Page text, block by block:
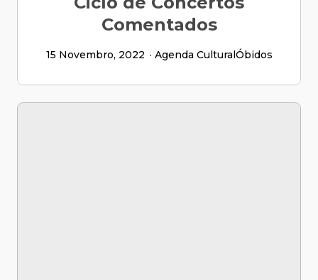
Comentados
15 Novembro, 2022 Agenda CulturalÓbidos